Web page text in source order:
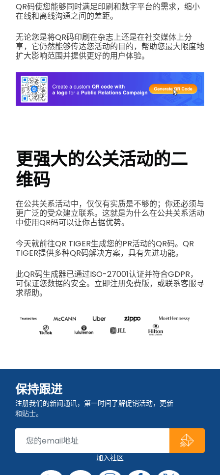
QR码使您能够同时满足印刷和数字平台的需求，缩小
在线和离线沟通之间的差距。
无论您是将QR码印刷在杂志上还是在社交媒体上分
享，它仍然能够传达您活动的目的，帮助您最大限度地
扩大影响范围并提供更好的用户体验。
更强大的公关活动的二
维码
在公共关系活动中，仅仅有实质是不够的；你还必须与
更广泛的受众建立联系。这就是为什么在公共关系活动
中使用QR码可以让你占据优势。
今天就前往QR TIGER生成您的PR活动的QR码。QR
TIGER提供多种QR码解决方案，具有先进功能。
此QR码生成器已通过ISO-27001认证并符合GDPR，
可保证您数据的安全。立即注册免费版，或联系客服寻
求帮助。
保持跟进
注册我们的新闻通讯，第一时间了解促销活动，更新
和贴士。
加入社区